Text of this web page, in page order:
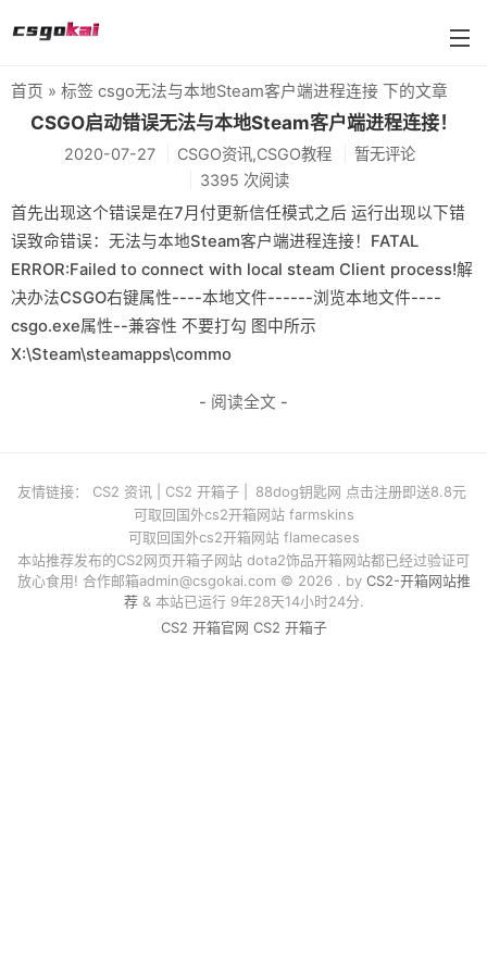
farmskins
88dog
flamecases
88hash-jp
首页 » 标签 csgo无法与本地Steam客户端进程连接 下的文章
CSGO启动错误无法与本地Steam客户端进程连接！
2020-07-27 CSGO资讯,CSGO教程
暂无评论
3395 次阅读
首先出现这个错误是在7月付更新信任模式之后 运行出现以下错
误致命错误：无法与本地Steam客户端进程连接！FATAL
ERROR:Failed to connect with local steam Client process!解
决办法CSGO右键属性----本地文件------浏览本地文件----
csgo.exe属性--兼容性 不要打勾 图中所示
X:\Steam\steamapps\commo
- 阅读全文 -
友情链接： CS2 资讯 CS2 开箱子
88dog钥匙网 点击注册即送8.8元
可取回国外cs2开箱网站 farmskins
可取回国外cs2开箱网站 flamecases
本站推荐发布的CS2网页开箱子网站 dota2饰品开箱网站都已经过验证可
放心食用! 合作邮箱admin@csgokai.com© 2026 . by CS2-开箱网站推
荐& 本站已运行 9年28天14小时24分.
CS2 开箱官网 CS2 开箱子